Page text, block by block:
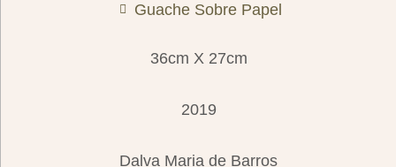
Guache Sobre Papel
36cm X 27cm
2019
Dalva Maria de Barros